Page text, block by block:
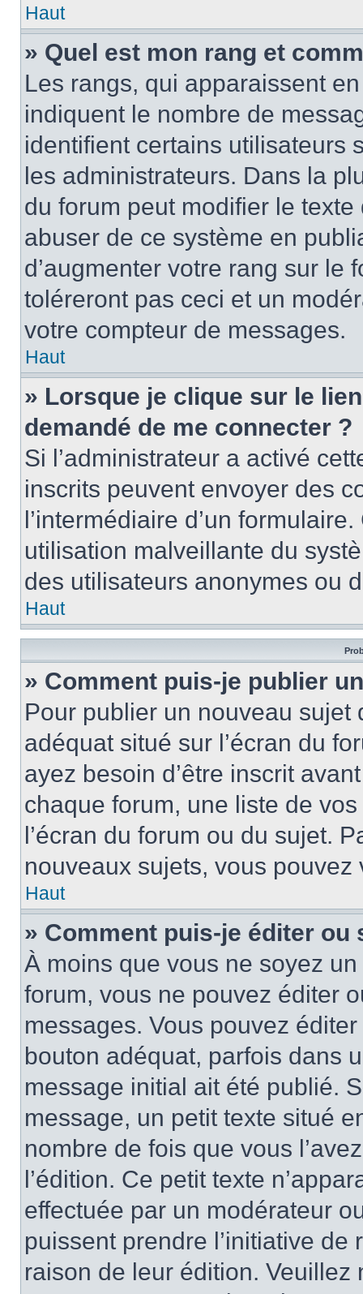
Haut
» Quel est mon rang et
Les rangs, qui apparaissent
indiquent le nombre de
identifient certains utilisateurs
les administrateurs. Dans la
du forum peut modifier le
abuser de ce système en
d’augmenter votre rang sur le
toléreront pas ceci et un
votre compteur de messages.
Haut
» Lorsque je clique sur le
demandé de me connecter ?
Si l’administrateur a activé
inscrits peuvent envoyer des
l’intermédiaire d’un
utilisation malveillante du
des utilisateurs anonymes ou
Haut
» Comment puis-je publier
Pour publier un nouveau
adéquat situé sur l’écran du
ayez besoin d’être inscrit
chaque forum, une liste de
l’écran du forum ou du sujet.
nouveaux sujets, vous
Haut
» Comment puis-je éditer
À moins que vous ne soyez
forum, vous ne pouvez éditer
messages. Vous pouvez
bouton adéquat, parfois dans
message initial ait été publié.
message, un petit texte situé
nombre de fois que vous
l’édition. Ce petit texte
effectuée par un modérateur
puissent prendre l’initiative
raison de leur édition.